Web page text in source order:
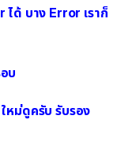
ด้ บาง Error เราก็
บ
หม่ดูครับ รับรอง